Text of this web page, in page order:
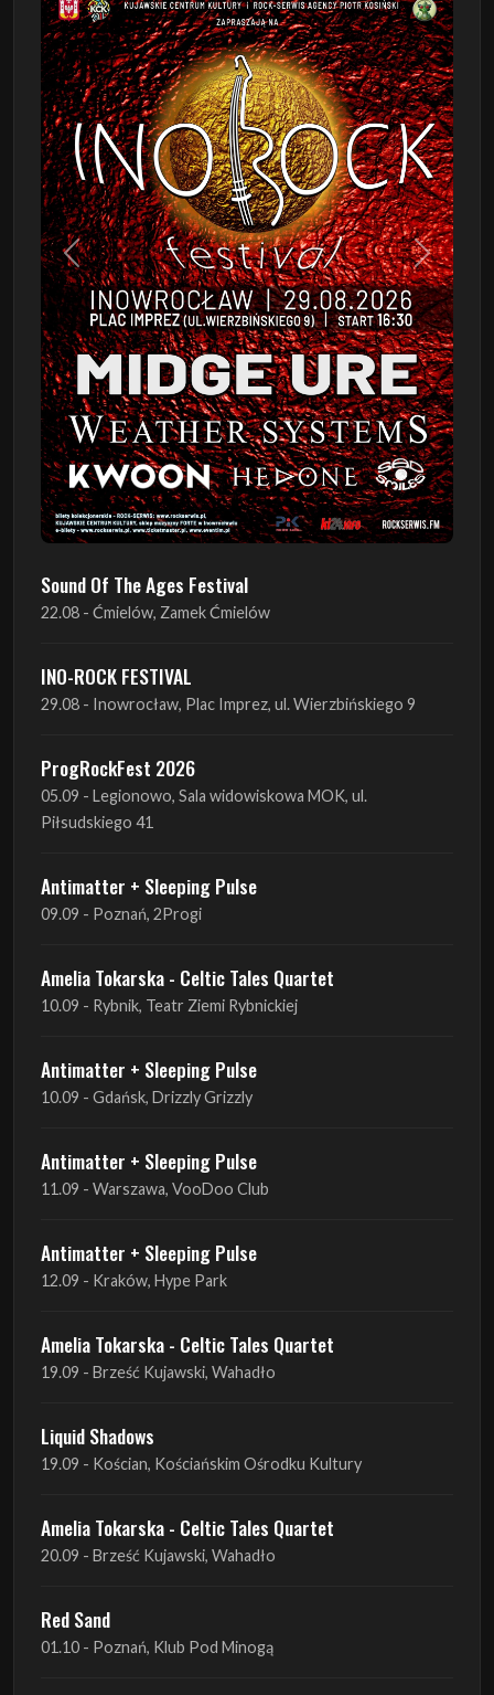
Poprzedni Następny
Sound Of The Ages Festival
22.08 - Ćmielów, Zamek Ćmielów
INO-ROCK FESTIVAL
29.08 - Inowrocław, Plac Imprez, ul. Wierzbińskiego 9
ProgRockFest 2026
05.09 - Legionowo, Sala widowiskowa MOK, ul.
Piłsudskiego 41
Antimatter + Sleeping Pulse
09.09 - Poznań, 2Progi
Amelia Tokarska - Celtic Tales Quartet
10.09 - Rybnik, Teatr Ziemi Rybnickiej
Antimatter + Sleeping Pulse
10.09 - Gdańsk, Drizzly Grizzly
Antimatter + Sleeping Pulse
11.09 - Warszawa, VooDoo Club
Antimatter + Sleeping Pulse
12.09 - Kraków, Hype Park
Amelia Tokarska - Celtic Tales Quartet
19.09 - Brześć Kujawski, Wahadło
Liquid Shadows
19.09 - Kościan, Kościańskim Ośrodku Kultury
Amelia Tokarska - Celtic Tales Quartet
20.09 - Brześć Kujawski, Wahadło
Red Sand
01.10 - Poznań, Klub Pod Minogą